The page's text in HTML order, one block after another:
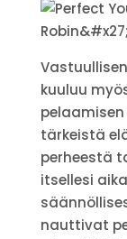
kuuluu
tärkeistä
perheestä
itsellesi
nauttivat